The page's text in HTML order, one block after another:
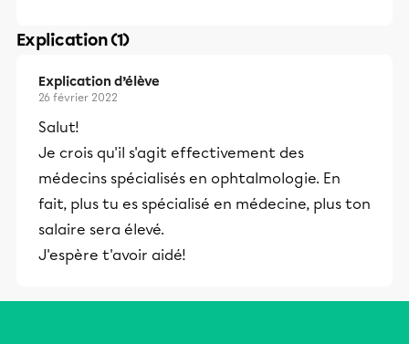
Explication (1)
Explication d’élève
26 février 2022
Salut!
Je crois qu'il s'agit effectivement des
médecins spécialisés en ophtalmologie. En
fait, plus tu es spécialisé en médecine, plus ton
salaire sera élevé.
J'espère t'avoir aidé!